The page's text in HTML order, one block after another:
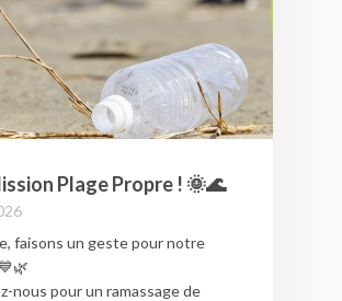
Plage Propre ! 🌞🌊
faisons un geste pour notre
nous pour un ramassage de